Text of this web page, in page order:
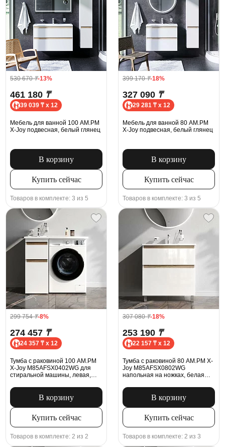
530 670₸-13%
461 180 ₸
39 039 ₸ x 12
Мебель для ванной 100 AM.PM
X-Joy подвесная, белый глянец
В корзину
Купить сейчас
Товаров в комплекте: 3 из 5
399 170₸-18%
327 090 ₸
29 281 ₸ x 12
Мебель для ванной 80 AM.PM
X-Joy подвесная, белый глянец
В корзину
Купить сейчас
Товаров в комплекте: 3 из 5
299 754₸-8%
274 457 ₸
24 357 ₸ x 12
Тумба с раковиной 100 AM.PM
X-Joy M85AFSX0402WG для
стиральной машины, левая,
В корзину
Купить сейчас
Товаров в комплекте: 2 из 2
307 080₸-18%
253 190 ₸
22 157 ₸ x 12
Тумба с раковиной 80 AM.PM X-
Joy M85AFSX0802WG
напольная на ножках, белая
В корзину
Купить сейчас
Товаров в комплекте: 2 из 3